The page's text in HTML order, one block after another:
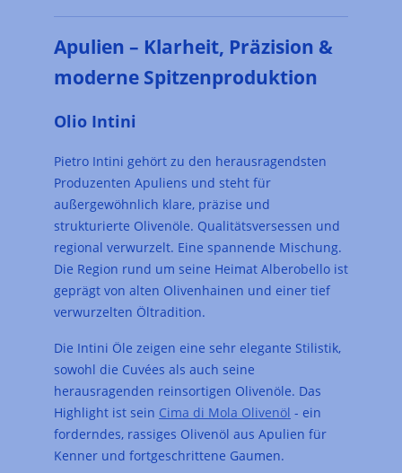
Apulien – Klarheit, Präzision &
moderne Spitzenproduktion
Olio Intini
Pietro Intini gehört zu den herausragendsten
Produzenten Apuliens und steht für
außergewöhnlich klare, präzise und
strukturierte Olivenöle. Qualitätsversessen und
regional verwurzelt. Eine spannende Mischung.
Die Region rund um seine Heimat Alberobello ist
geprägt von alten Olivenhainen und einer tief
verwurzelten Öltradition.
Die Intini Öle zeigen eine sehr elegante Stilistik,
sowohl die Cuvées als auch seine
herausragenden reinsortigen Olivenöle. Das
Highlight ist sein Cima di Mola Olivenöl - ein
forderndes, rassiges Olivenöl aus Apulien für
Kenner und fortgeschrittene Gaumen.